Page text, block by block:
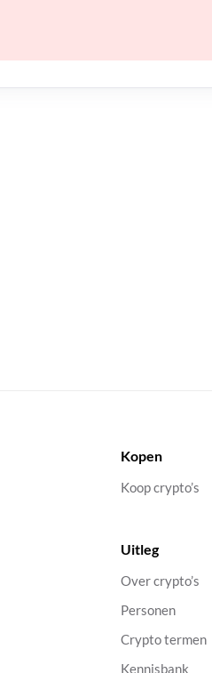
Kopen
Koop crypto’s
Uitleg
Over crypto’s
Personen
Crypto termen
Kennisbank